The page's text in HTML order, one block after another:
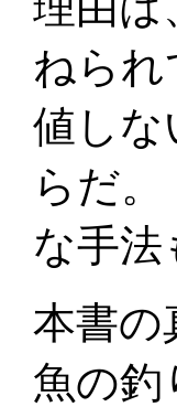
ねら
値しな
らだ
な手
本書の
魚の釣